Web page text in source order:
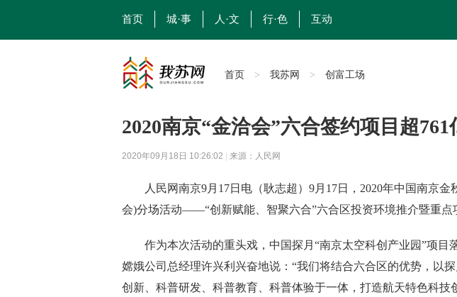
首页 城·事 人·文 行·色 互动
首页 > 我苏网 > 创富工场
2020南京“金洽会”六合签约项目超761
2020年09月18日 10:26:02 来源：人民网
人民网南京9月17日电（耿志超）9月17日，2020年中国南京金
会)分场活动——“创新赋能、智聚六合”六合区投资环境推介暨重点
作为本次活动的重头戏，中国探月“南京太空科创产业园”项目
嫦娥公司总经理许兴利兴奋地说：“我们将结合六合区的优势，以
创新、科普研发、科普教育、科普体验于一体，打造航天特色科技